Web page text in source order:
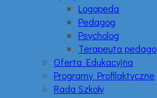
Logopeda
Pedagog
Psycholog
Terapeuta
Oferta Edukacyjna
Programy Profilaktyczne
Rada Szkoły